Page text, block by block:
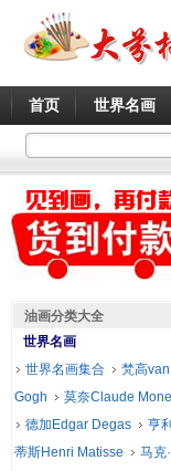
首页 世界名画
油画分类大全
世界名画
世界名画集合
梵高van
Gogh
莫奈Claude
德加Edgar Degas
亨
蒂斯Henri Matisse
马克